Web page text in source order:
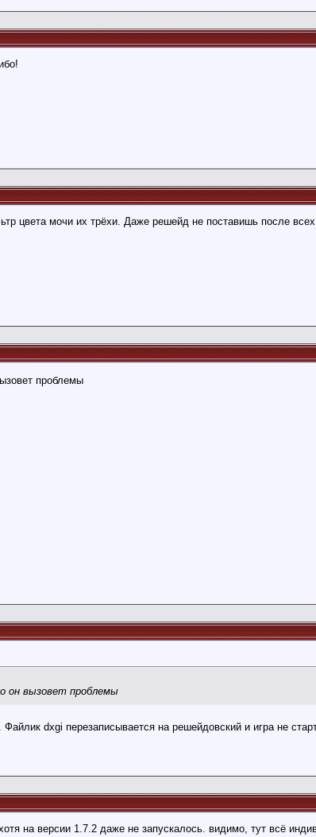
цвета мочи их трёхи. Даже решейд не поставишь после
проблемы
он вызовет проблемы
dxgi перезаписывается на решейдовский и игра не
на версии 1.7.2 даже не запускалось. видимо, тут всё